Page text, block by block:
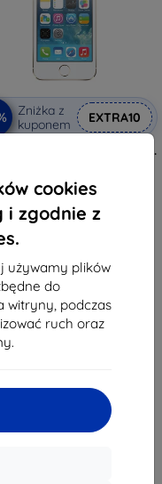
cookies
i zgodnie z
używamy plików
do
witryny, podczas
ruch oraz
Zniżka z
kuponem
EXTRA10
Screen Protector AS 2 szt.
162,90 zł
90,81 zł
sztuka w magazynie
1